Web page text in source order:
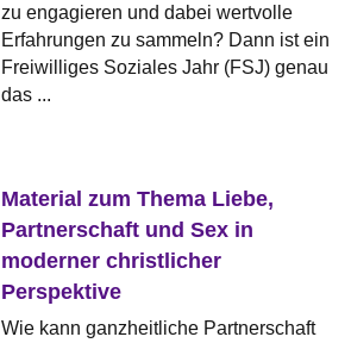
zu engagieren und dabei wertvolle
Erfahrungen zu sammeln? Dann ist ein
Freiwilliges Soziales Jahr (FSJ) genau
das ...
Material zum Thema Liebe,
Partnerschaft und Sex in
moderner christlicher
Perspektive
Wie kann ganzheitliche Partnerschaft